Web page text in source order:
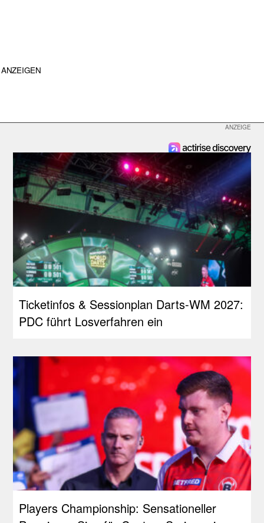
ANZEIGEN
Ticketinfos & Sessionplan Darts-WM 2027:
PDC führt Losverfahren ein
Players Championship: Sensationeller